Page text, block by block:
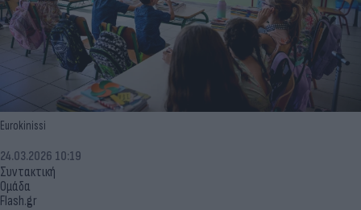
Eurokinissi
Συντακτική
Ομάδα
Flash.gr
24.03.2026 10:19